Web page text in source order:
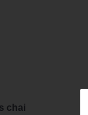
chai